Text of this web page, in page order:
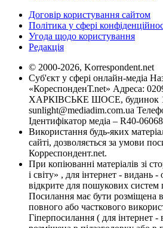
Договір користування сайтом
Політика у сфері
Угода щодо користування
Редакція
© 2000-2026, Korrespondent.net
Суб'єкт у сфері онлайн-медіа
«КореспонденТ.net» Адреса:
ХАРКІВСЬКЕ ШОСЕ, будинок
sunlight@mediadim.com.ua
Ідентифікатор медіа – R40-06068
Використання будь-яких
сайті, дозволяється за умови
Корреспондент.net.
При копіюванні матеріалів зі
і світу» , для інтернет - видань
відкрите для пошукових систем
Посилання має бути розміщена в
повного або часткового
Гіперпосилання ( для інтернет